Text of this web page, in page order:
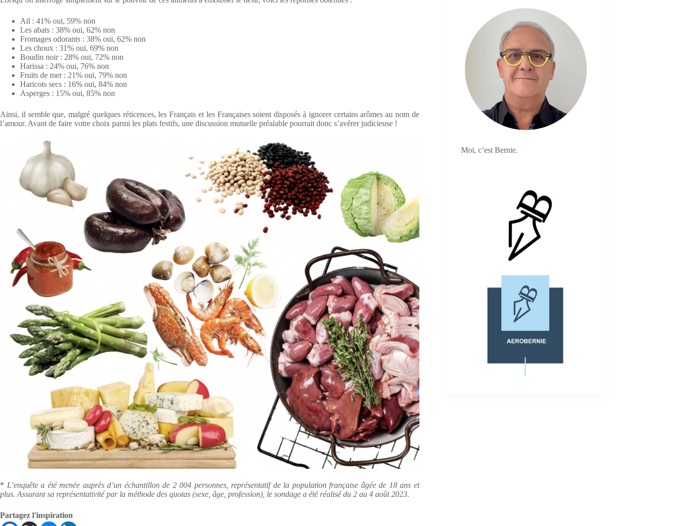
Ail : 41% oui, 59% non
Les abats : 38% oui, 62% non
Fromages odorants : 38% oui, 62% non
Les choux : 31% oui, 69% non
Boudin noir : 28% oui, 72% non
Harissa : 24% oui, 76% non
Fruits de mer : 21% oui, 79% non
Haricots secs : 16% oui, 84% non
Asperges : 15% oui, 85% non
Ainsi, il semble que, malgré quelques réticences, les Français et les Françaises soient disposés à ignorer certains arômes au nom de
l’amour. Avant de faire votre choix parmi les plats festifs, une discussion mutuelle préalable pourrait donc s’avérer judicieuse !
* L’enquête a été menée auprès d’un échantillon de 2 004 personnes, représentatif de la population française âgée de 18 ans et
plus. Assurant sa représentativité par la méthode des quotas (sexe, âge, profession), le sondage a été réalisé du 2 au 4 août 2023.
Partagez l'inspiration
Moi, c’est Bernie.